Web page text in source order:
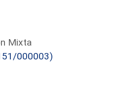
Mixta
000003)